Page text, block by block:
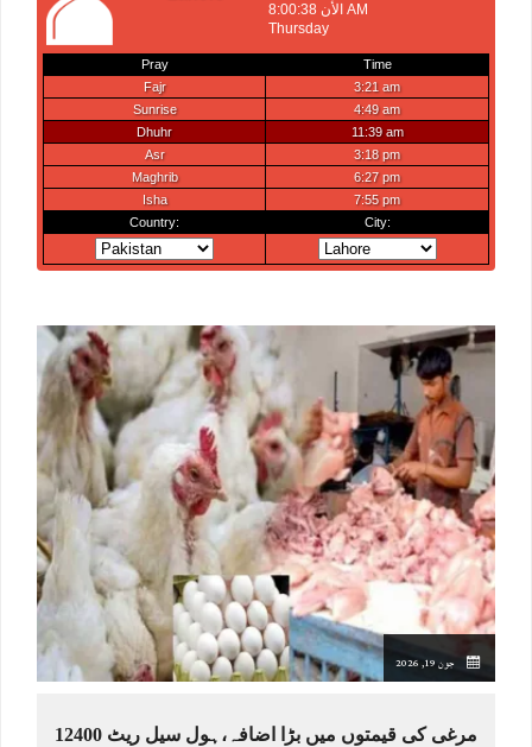
جون 19, 2026
مرغی کی قیمتوں میں بڑا اضافہ،ہول سیل ریٹ 12400